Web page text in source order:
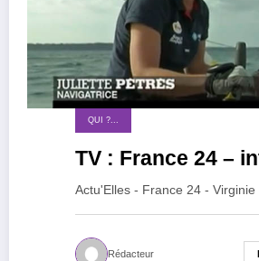
QUI ?...
TV : France 24 –
Actu'Elles - France 24 - Virginie
Rédacteur